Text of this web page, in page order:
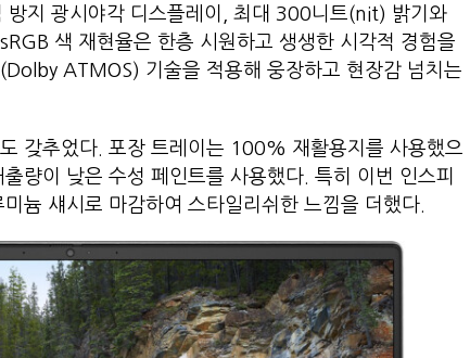
지 광시야각 디스플레이, 최대 300니트(nit) 밝기와
색 재현율은 한층 시원하고 생생한 시각적 경험을
ATMOS) 기술을 적용해 웅장하고 현장감 넘치는
갖추었다. 포장 트레이는 100% 재활용지를 사용했으
량이 낮은 수성 페인트를 사용했다. 특히 이번 인스피
미늄 섀시로 마감하여 스타일리쉬한 느낌을 더했다.